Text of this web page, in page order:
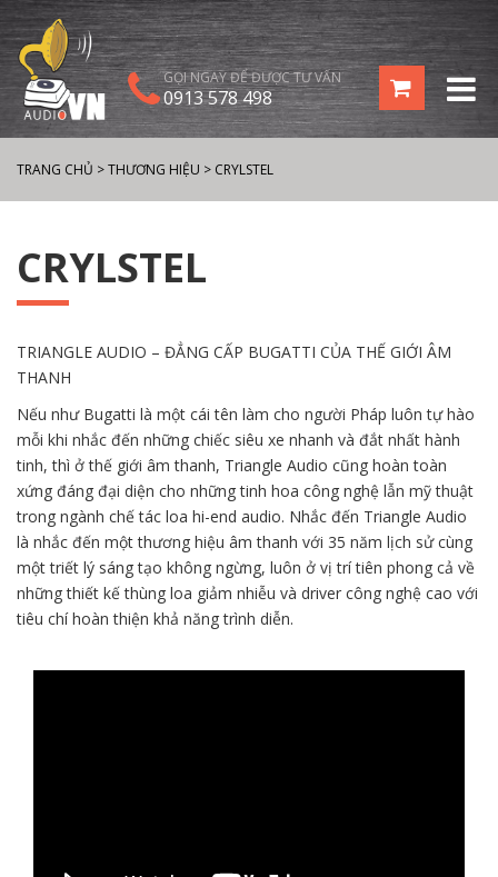
GỌI NGAY ĐỂ ĐƯỢC TƯ VẤN
0913 578 498
TRANG CHỦ >THƯƠNG HIỆU > CRYLSTEL
CRYLSTEL
TRIANGLE AUDIO – ĐẲNG CẤP BUGATTI CỦA THẾ GIỚI ÂM
THANH
Nếu như Bugatti là một cái tên làm cho người Pháp luôn tự hào
mỗi khi nhắc đến những chiếc siêu xe nhanh và đắt nhất hành
tinh, thì ở thế giới âm thanh, Triangle Audio cũng hoàn toàn
xứng đáng đại diện cho những tinh hoa công nghệ lẫn mỹ thuật
trong ngành chế tác loa hi-end audio. Nhắc đến Triangle Audio
là nhắc đến một thương hiệu âm thanh với 35 năm lịch sử cùng
một triết lý sáng tạo không ngừng, luôn ở vị trí tiên phong cả về
những thiết kế thùng loa giảm nhiễu và driver công nghệ cao với
tiêu chí hoàn thiện khả năng trình diễn.